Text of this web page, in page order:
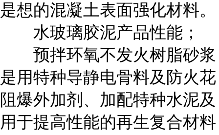
是想的混凝土表面强化材料。
水玻璃胶泥产品性能；
预拌环氧不发火树脂砂浆
是用特种导静电骨料及防火花
阻爆外加剂、加配特种水泥及
用于提高性能的再生复合材料